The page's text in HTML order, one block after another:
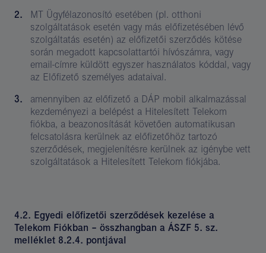
MT Ügyfélazonosító esetében (pl. otthoni
szolgáltatások esetén vagy más előfizetésében lévő
szolgáltatás esetén) az előfizetői szerződés kötése
során megadott kapcsolattartói hívószámra, vagy
email-címre küldött egyszer használatos kóddal, vagy
az Előfizető személyes adataival.
amennyiben az előfizető a DÁP mobil alkalmazással
kezdeményezi a belépést a Hitelesített Telekom
fiókba, a beazonosítását követően automatikusan
felcsatolásra kerülnek az előfizetőhöz tartozó
szerződések, megjelenítésre kerülnek az igénybe vett
szolgáltatások a Hitelesített Telekom fiókjába.
4.2. Egyedi előfizetői szerződések kezelése a
Telekom Fiókban – összhangban a ÁSZF 5. sz.
melléklet 8.2.4. pontjával